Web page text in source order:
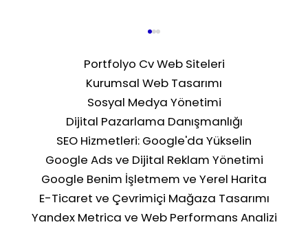
Google'da Üst Sıralara Çıkmak İçin
Uygulamanız Gereken Yöntemler
Portfolyo Cv Web Siteleri
Kurumsal Web Tasarımı
Sosyal Medya Yönetimi
Dijital Pazarlama Danışmanlığı
SEO Hizmetleri: Google'da Yükselin
Google Ads ve Dijital Reklam Yönetimi
Google Benim İşletmem ve Yerel Harita
E-Ticaret ve Çevrimiçi Mağaza Tasarımı
Yandex Metrica ve Web Performans Analizi